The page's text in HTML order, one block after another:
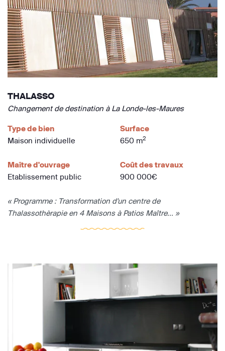
THALASSO
Changement de destination à La Londe-les-Maures
Type de bien
Maison individuelle
Surface
650 m2
Maître d'ouvrage
Etablissement public
Coût des travaux
900 000€
« Programme : Transformation d'un centre de
Thalassothèrapie en 4 Maisons à Patios Maître... »